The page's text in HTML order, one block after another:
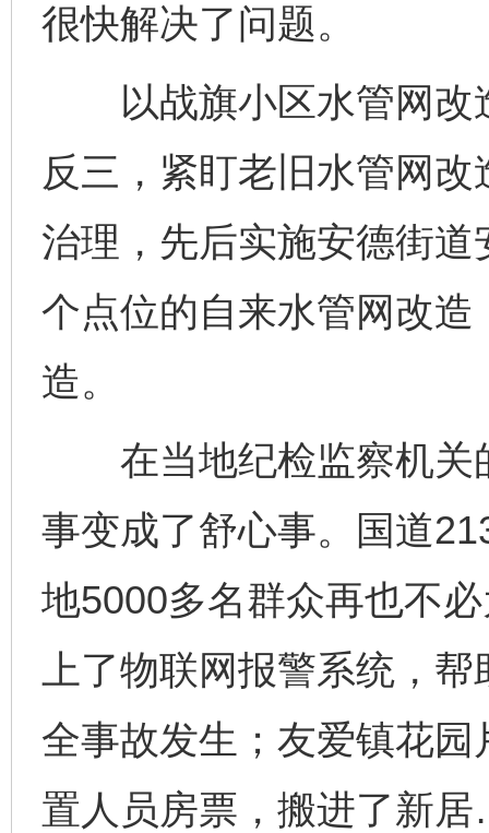
很快解决了问题。
以战旗小区水管网改
反三，紧盯老旧水管网
治理，先后实施安德街
个点位的自来水管网改
造。
在当地纪检监察机关
事变成了舒心事。国道
地5000多名群众再也不
上了物联网报警系统，
全事故发生；友爱镇花
置人员房票，搬进了新